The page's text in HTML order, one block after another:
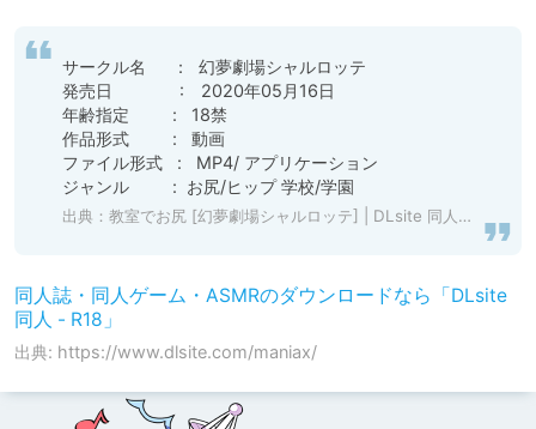
サークル名　  ：  幻夢劇場シャルロッテ
発売日　　　　:　2020年05月16日
年齢指定         :   18禁
作品形式         :   動画
ファイル形式   :   MP4/ アプリケーション
ジャンル         :  お尻/ヒップ 学校/学園
出典： 教室でお尻 [幻夢劇場シャルロッテ] | DLsite 同人 - R18
同人誌・同人ゲーム・ASMRのダウンロードなら「DLsite
同人 - R18」
出典: https://www.dlsite.com/maniax/